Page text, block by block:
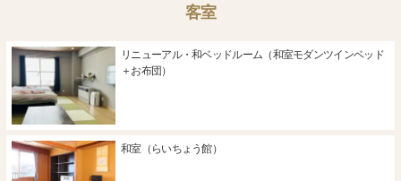
客室
リニューアル・和ベッドルーム（和室モダンツインベッド
＋お布団）
和室（らいちょう館）